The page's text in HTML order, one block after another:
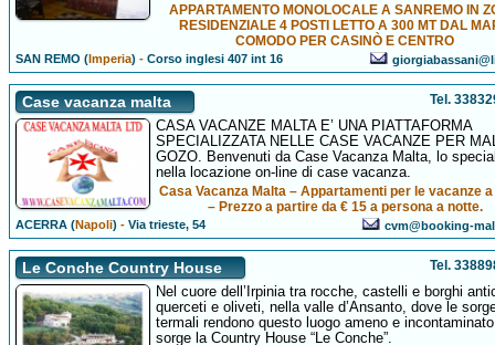
APPARTAMENTO MONOLOCALE A SANREMO IN
RESIDENZIALE 4 POSTI LETTO A 300 MT DAL
COMODO PER CASINÒ E CENTRO
SAN REMO (Imperia) -Corso inglesi 407 int 16
Case vacanza malta Tel.
CASA VACANZE MALTA E’ UNA PIATTAFORMA
SPECIALIZZATA NELLE CASE VACANZE PER
GOZO. Benvenuti da Case Vacanza Malta, lo
nella locazione on-line di case vacanza.
Casa Vacanza Malta – Appartamenti per le vacanze
– Prezzo a partire da € 15 a persona a notte.
ACERRA (Napoli) -Via trieste, 54 cvm@booking-
Le Conche Country House Tel.
Nel cuore dell’Irpinia tra rocche, castelli e borghi
querceti e oliveti, nella valle d’Ansanto, dove le
termali rendono questo luogo ameno e
sorge la Country House “Le Conche”.